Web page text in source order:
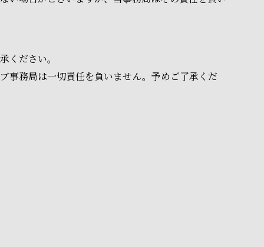
ください。
事務局は一切責任を負いません。予めご了承くだ